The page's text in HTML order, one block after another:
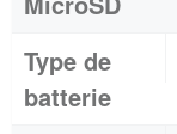
Type de
batterie